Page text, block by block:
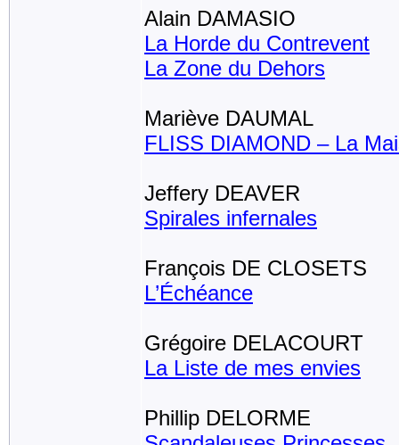
Alain DAMASIO
La Horde du Contrevent
La Zone du Dehors
Mariève DAUMAL
FLISS DIAMOND – La
Jeffery DEAVER
Spirales infernales
François DE CLOSETS
L’Échéance
Grégoire DELACOURT
La Liste de mes envies
Phillip DELORME